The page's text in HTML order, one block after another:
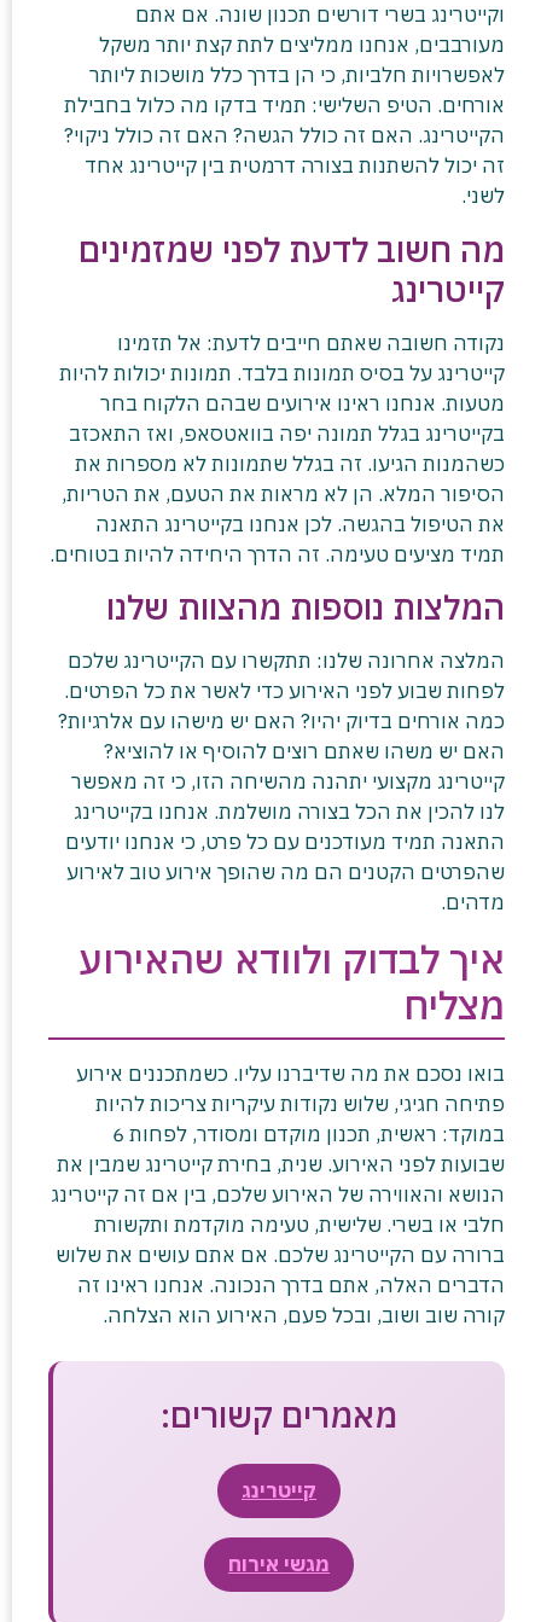
וקייטרינג בשרי דורשים תכנון שונה. אם אתם
מעורבבים, אנחנו ממליצים לתת קצת יותר משקל
לאפשרויות חלביות, כי הן בדרך כלל מושכות ליותר
אורחים. הטיפ השלישי: תמיד בדקו מה כלול בחבילת
הקייטרינג. האם זה כולל הגשה? האם זה כולל ניקוי?
זה יכול להשתנות בצורה דרמטית בין קייטרינג אחד
לשני.
מה חשוב לדעת לפני שמזמינים
קייטרינג
נקודה חשובה שאתם חייבים לדעת: אל תזמינו
קייטרינג על בסיס תמונות בלבד. תמונות יכולות להיות
מטעות. אנחנו ראינו אירועים שבהם הלקוח בחר
בקייטרינג בגלל תמונה יפה בוואטסאפ, ואז התאכזב
כשהמנות הגיעו. זה בגלל שתמונות לא מספרות את
הסיפור המלא. הן לא מראות את הטעם, את הטריות,
את הטיפול בהגשה. לכן אנחנו בקייטרינג התאנה
תמיד מציעים טעימה. זה הדרך היחידה להיות בטוחים.
המלצות נוספות מהצוות שלנו
המלצה אחרונה שלנו: תתקשרו עם הקייטרינג שלכם
לפחות שבוע לפני האירוע כדי לאשר את כל הפרטים.
כמה אורחים בדיוק יהיו? האם יש מישהו עם אלרגיות?
האם יש משהו שאתם רוצים להוסיף או להוציא?
קייטרינג מקצועי יתהנה מהשיחה הזו, כי זה מאפשר
לנו להכין את הכל בצורה מושלמת. אנחנו בקייטרינג
התאנה תמיד מעודכנים עם כל פרט, כי אנחנו יודעים
שהפרטים הקטנים הם מה שהופך אירוע טוב לאירוע
מדהים.
איך לבדוק ולוודא שהאירוע
מצליח
בואו נסכם את מה שדיברנו עליו. כשמתכננים אירוע
פתיחה חגיגי, שלוש נקודות עיקריות צריכות להיות
במוקד: ראשית, תכנון מוקדם ומסודר, לפחות 6
שבועות לפני האירוע. שנית, בחירת קייטרינג שמבין את
הנושא והאווירה של האירוע שלכם, בין אם זה קייטרינג
חלבי או בשרי. שלישית, טעימה מוקדמת ותקשורת
ברורה עם הקייטרינג שלכם. אם אתם עושים את שלוש
הדברים האלה, אתם בדרך הנכונה. אנחנו ראינו זה
קורה שוב ושוב, ובכל פעם, האירוע הוא הצלחה.
מאמרים קשורים:
קייטרינג
מגשי אירוח